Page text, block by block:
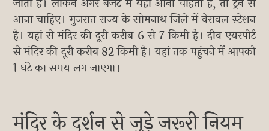
जाती है। लेकिन अगर बजट में यहां आना चाहती हैं, तो ट्रेन से
आना चाहिए। गुजरात राज्य के सोमनाथ जिले में वेरावल स्टेशन
है। यहां से मंदिर की दूरी करीब 6 से 7 किमी है। दीव एयरपोर्ट
से मंदिर की दूरी करीब 82 किमी है। यहां तक पहुंचने में आपको
1 घंटे का समय लग जाएगा।
मंदिर के दर्शन से जुड़े जरूरी नियम